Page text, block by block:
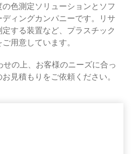
色測定ソリューションとソフ
ディングカンパニーです。リサ
する装置など、プラスチック
用意しています。
せの上、お客様のニーズに合っ
見積もりをご依頼ください。